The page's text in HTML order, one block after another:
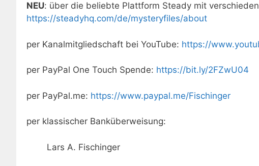
NEU: über die beliebte Plattform Steady mit
https://steadyhq.com/de/mysteryfiles/about
per Kanalmitgliedschaft bei YouTube: https://
per PayPal One Touch Spende: https://bit.ly/2FZwU04
per PayPal.me: https://www.paypal.me/Fischinger
per klassischer Banküberweisung:
Lars A. Fischinger